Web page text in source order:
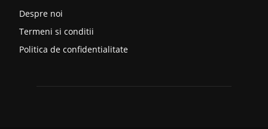
Despre noi
Termeni si conditii
Politica de confidentialitate